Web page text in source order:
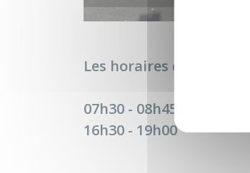
Les horaires d'ouverture:
07h30 - 08h45
16h30 - 19h00